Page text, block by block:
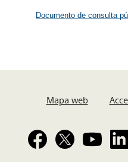
Documento de consulta
Mapa web